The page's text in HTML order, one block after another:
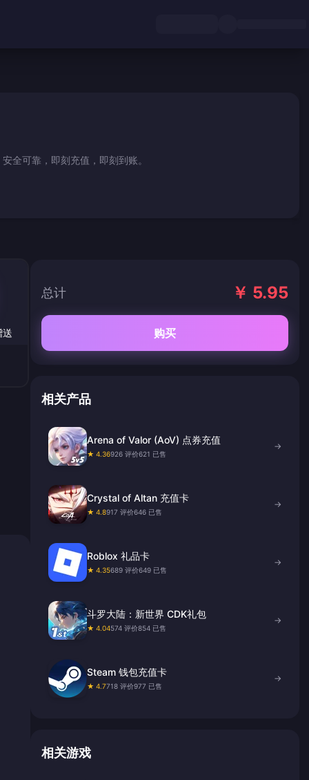
全可靠，即刻充值，即刻到账。
总计 ￥ 5.95
购买
相关产品
Arena of Valor (AoV) 点券充值
★ 4.36926 评价621 已售
→
Crystal of Altan 充值卡
★ 4.8917 评价646 已售
→
Roblox 礼品卡
★ 4.35689 评价649 已售
→
斗罗大陆：新世界 CDK礼包
★ 4.04574 评价854 已售
→
Steam 钱包充值卡
★ 4.7718 评价977 已售
→
相关游戏